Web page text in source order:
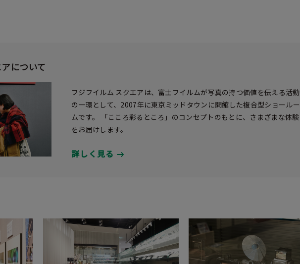
について
フジフイルム スクエアは、富士フイルムが写真の持つ価値を伝える活動
の一環として、2007年に東京ミッドタウンに開館した複合型ショールー
ムです。 「こころ彩るところ」のコンセプトのもとに、さまざまな体験
をお届けします。
詳しく見る